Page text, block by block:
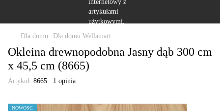
Dla domu Dla domu Wellamart
Okleina drewnopodobna Jasny dąb 300 cm
x 45,5 cm (8665)
Artykuł: 8665 1 opinia
NOWOŚĆ